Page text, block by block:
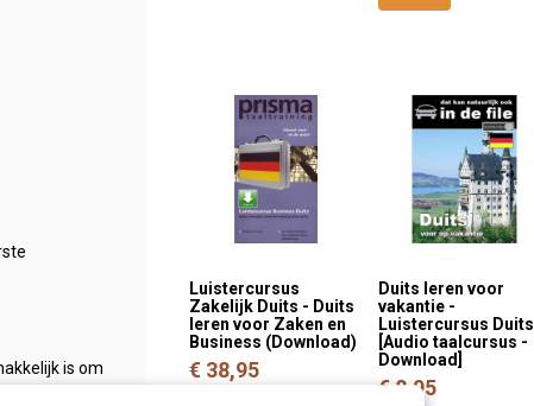
is om
Luistercursus
Zakelijk Duits - Duits
leren voor Zaken en
Business (Download)
€ 38,95
Duits leren voor
vakantie -
Luistercursus Duits
[Audio taalcursus -
Download]
€ 8,95